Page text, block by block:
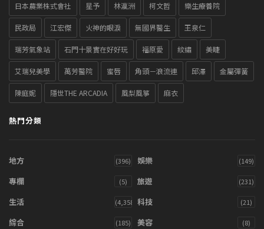
日本農業株式會社 星予 林瀛洲 柯文哲 樂生療養院
民政局 江宏傑 火神的眼淚 無國界醫生 王泉仁
瑞芳氣象站 石門十景實在好好玩 福原愛 紋繡 美睫
艾瑞兒美學 萬芳醫院 蜜唇 角頭－浪流連 邱澤 金屬彈簧
陳庭妮 隱世THE ARCADIA 風梨風箏 麻衣
熱門分類
地方 (396) 娛樂 (149)
專欄 (5) 旅遊 (231)
生活 (4,358) 科技 (21)
綜合 (185) 美容 (8)